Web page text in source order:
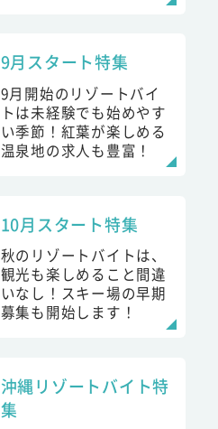
9月スタート特集
9月開始のリゾートバイ
トは未経験でも始めやす
い季節！紅葉が楽しめる
温泉地の求人も豊富！
10月スタート特集
秋のリゾートバイトは、
観光も楽しめること間違
いなし！スキー場の早期
募集も開始します！
沖縄リゾートバイト特
集